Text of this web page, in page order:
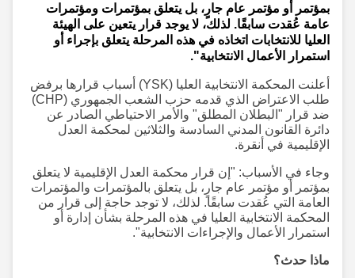
بمؤتمر أو مؤتمر عام جارٍ، بل يتعلق بمؤتمرات ومؤتمرات
عامة عُقدت سابقًا. لذلك، لا يوجد قرار يتعين على الهيئة
العليا للانتخابات اتخاذه في هذه المرحلة يتعلق بإجراء أو
استمرار الأعمال الانتخابية".
أعلنت المحكمة الانتخابية العليا (YSK) أسباب قرارها برفض
طلب الاعتراض الذي قدمه حزب الشعب الجمهوري (CHP)
ضد قرار "البطلان المطلق" والأمر الاحتياطي الصادر عن
دائرة القانون المدني السادسة والثلاثين لمحكمة العدل
الإقليمية في أنقرة.
وجاء في الأسباب: "إن قرار محكمة العدل الإقليمية لا يتعلق
بمؤتمر أو مؤتمر عام جارٍ، بل يتعلق بالمؤتمرات والمؤتمرات
العامة التي عُقدت سابقًا. لذلك، لا توجد حاجة إلى قرار من
المحكمة الانتخابية العليا في هذه المرحلة بشأن إدارة أو
استمرار الأعمال والإجراءات الانتخابية".
ماذا حدث؟